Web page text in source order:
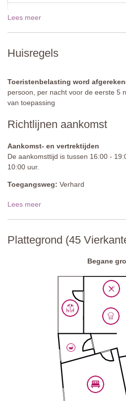
Tweepersoonsbed (kan niet worden
Badkamer
Douche, wastafel, bidet, toilet.
Wasruimte(gemeenschappelijk)
Gedeeld zwembad
Lengte: 8.5 meter
Breedte: 4.5 meter
Toegang: metalen ladder
de locatie in de heuvels zal het water
zijn.)
Omheining: ja
Reiniging: zout
een lager niveau dan het gebouw.)
19 dec - 02 jan 2027
Lees meer
Huisregels
Toeristenbelasting word
persoon, per nacht voor de eerste 5
van toepassing
Richtlijnen aankomst
Aankomst- en vertrektijden
De aankomsttijd is tussen 16:00 -
10:00 uur.
Toegangsweg: Verhard
Parkeren:Openbaar parkeren is
Nationale ID-code:
Lees meer
Plattegrond (45
Begane